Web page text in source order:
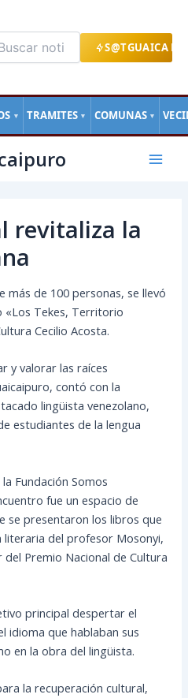
S@TGUAICA
▼ TRAMITES ▼ COMUNAS ▼
Main
revitaliza la
más de 100 personas, se llevó
«Los Tekes, Territorio
Cecilio Acosta.
y valorar las raíces
contó con la
lingüista venezolano,
estudiantes de la lengua
Fundación Somos
fue un espacio de
se presentaron los libros que
del profesor Mosonyi,
Premio Nacional de Cultura
principal despertar el
idioma que hablaban sus
en la obra del lingüista.
la recuperación cultural,